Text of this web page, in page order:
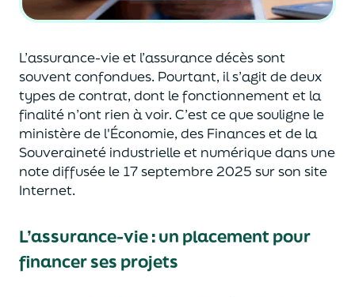
L’assurance-vie et l’assurance décès sont
souventconfondues. Pourtant, il s’agit de deux
types de contrat, dont le fonctionnement et la
finalité n’ont rien à voir. C’est ce que souligne le
ministère de l'Économie, des Financeset de la
Souveraineté industrielle et numériquedans une
note diffusée le 17 septembre 2025 sur son site
Internet.
L’assurance-vie : un placement pour
financer ses projets